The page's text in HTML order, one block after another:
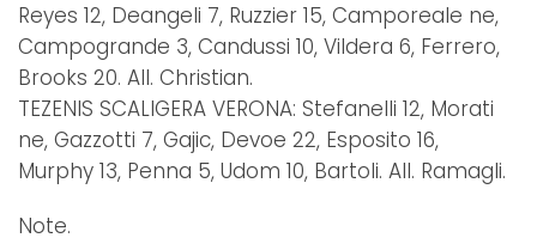
Reyes 12, Deangeli 7, Ruzzier 15, Camporeale ne,
Campogrande 3, Candussi 10, Vildera 6, Ferrero,
Brooks 20. All. Christian.
TEZENIS SCALIGERA VERONA: Stefanelli 12, Morati
ne, Gazzotti 7, Gajic, Devoe 22, Esposito 16,
Murphy 13, Penna 5, Udom 10, Bartoli. All. Ramagli.
Note.